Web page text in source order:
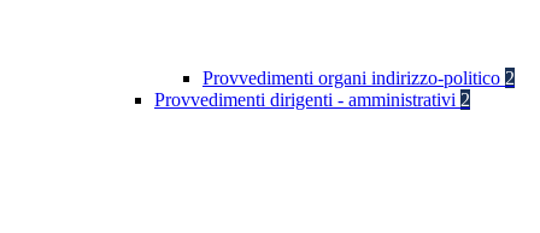
Provvedimenti organi indirizzo-politico 2
Provvedimenti dirigenti - amministrativi 2